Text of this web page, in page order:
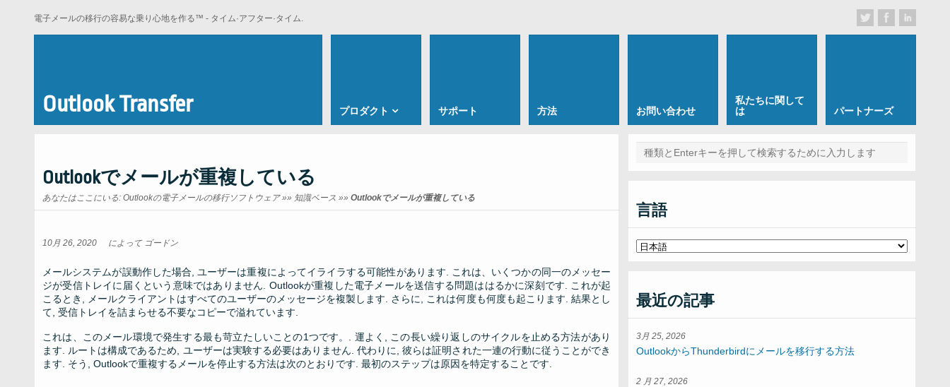
電子メールの移行の容易な乗り心地を作る™ - タイム·アフター·タイム.
Outlook Transfer プロダクト サポート 方法 お問い合わせ
私たちに関して
は
パートナーズ
Outlookでメールが重複している
あなたはここにいる: Outlookの電子メールの移行ソフトウェア»» 知識ベース »» Outlookでメールが重複している
10月 26, 2020 によって ゴードン
メールシステムが誤動作した場合, ユーザーは重複によってイライラする可能性があります. これは、いくつかの同一のメッセー
ジが受信トレイに届くという意味ではありません. Outlookが重複した電子メールを送信する問題ははるかに深刻です. これが起
こるとき, メールクライアントはすべてのユーザーのメッセージを複製します. さらに, これは何度も何度も起こります. 結果とし
て, 受信トレイを詰まらせる不要なコピーで溢れています.
これは、このメール環境で発生する最も苛立たしいことの1つです。. 運よく, この長い繰り返しのサイクルを止める方法があり
ます. ルートは構成であるため, ユーザーは実験する必要はありません. 代わりに, 彼らは証明された一連の行動に従うことができ
ます. そう, Outlookで重複するメールを停止する方法は次のとおりです. 最初のステップは原因を特定することです.
言語
最近の記事
3月 25, 2026
OutlookからThunderbirdにメールを移行する方法
2 月 27, 2026